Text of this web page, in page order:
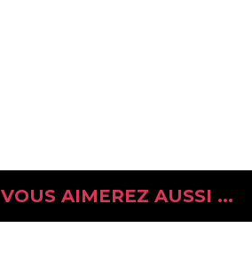
VOUS AIMEREZ AUSSI ...